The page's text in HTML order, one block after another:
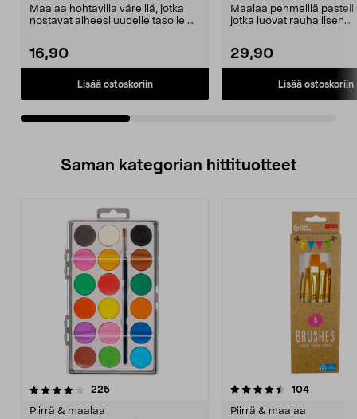
Maalaa hohtavilla väreillä, jotka
nostavat aiheesi uudelle tasolle –
16,90
Lisää ostoskoriin
Maalaa pehmeillä
jotka luovat rauhallisen
29,90
Lisää ostoskoriin
Saman kategorian hittituotteet
225arvostelut
Piirrä & maalaa
4.5 viidestä
104arvostelut
Piirrä & maalaa
4.5 viidestä